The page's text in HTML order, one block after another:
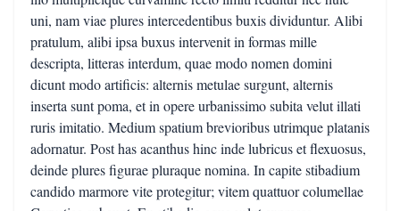
uni, nam viae plures intercedentibus buxis dividuntur. Alibi
pratulum, alibi ipsa buxus intervenit in formas mille
descripta, litteras interdum, quae modo nomen domini
dicunt modo artificis: alternis metulae surgunt, alternis
inserta sunt poma, et in opere urbanissimo subita velut illati
ruris imitatio. Medium spatium brevioribus utrimque platanis
adornatur. Post has acanthus hinc inde lubricus et flexuosus,
deinde plures figurae pluraque nomina. In capite stibadium
candido marmore vite protegitur; vitem quattuor columellae